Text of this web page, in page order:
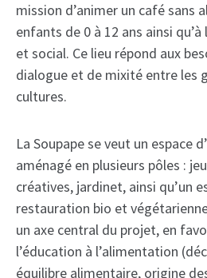
mission d’animer un café sans
enfants de 0 à 12 ans ainsi
et social. Ce lieu répond aux
dialogue et de mixité entre les
cultures.
La Soupape se veut un espace
aménagé en plusieurs pôles :
créatives, jardinet, ainsi qu’un
restauration bio et
un axe central du projet, en
l’éducation à l’alimentation
équilibre alimentaire, origine